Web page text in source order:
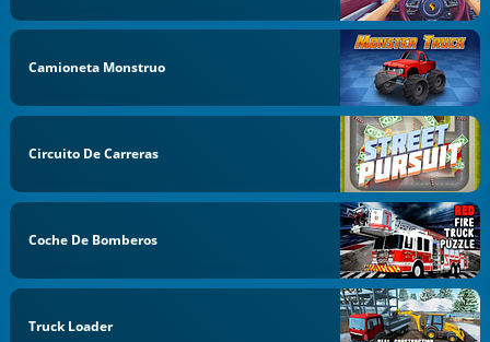
Camioneta Monstruo
Circuito De Carreras
Coche De Bomberos
Truck Loader